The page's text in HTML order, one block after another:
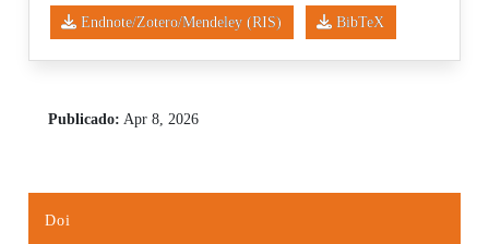
Endnote/Zotero/Mendeley (RIS) BibTeX
Publicado: Apr 8, 2026
Doi